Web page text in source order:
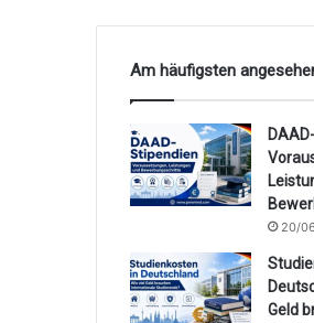
Am häufigsten
20/
Geld